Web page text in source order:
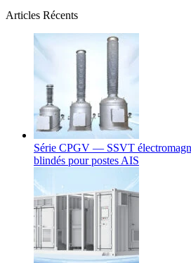
Articles Récents
Série CPGV — SSVT
blindés pour postes AIS